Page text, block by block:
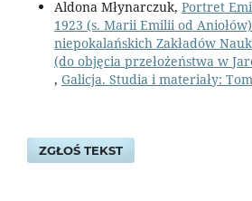
Aldona Młynarczuk, Portret
1923 (s. Marii Emilii od
niepokalańskich Zakładów
(do objęcia przełożeństwa w
, Galicja. Studia i materiały:
ZGŁOŚ TEKST